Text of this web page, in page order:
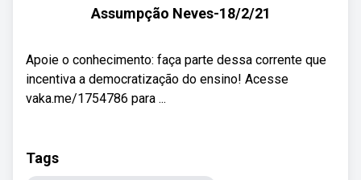
Assumpção Neves-18/2/21
Apoie o conhecimento: faça parte dessa corrente que
incentiva a democratização do ensino! Acesse
vaka.me/1754786 para ...
Tags